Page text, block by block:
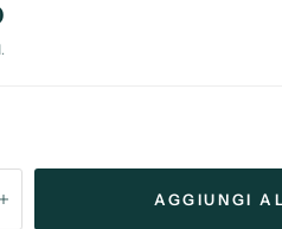
AGGIUNGI